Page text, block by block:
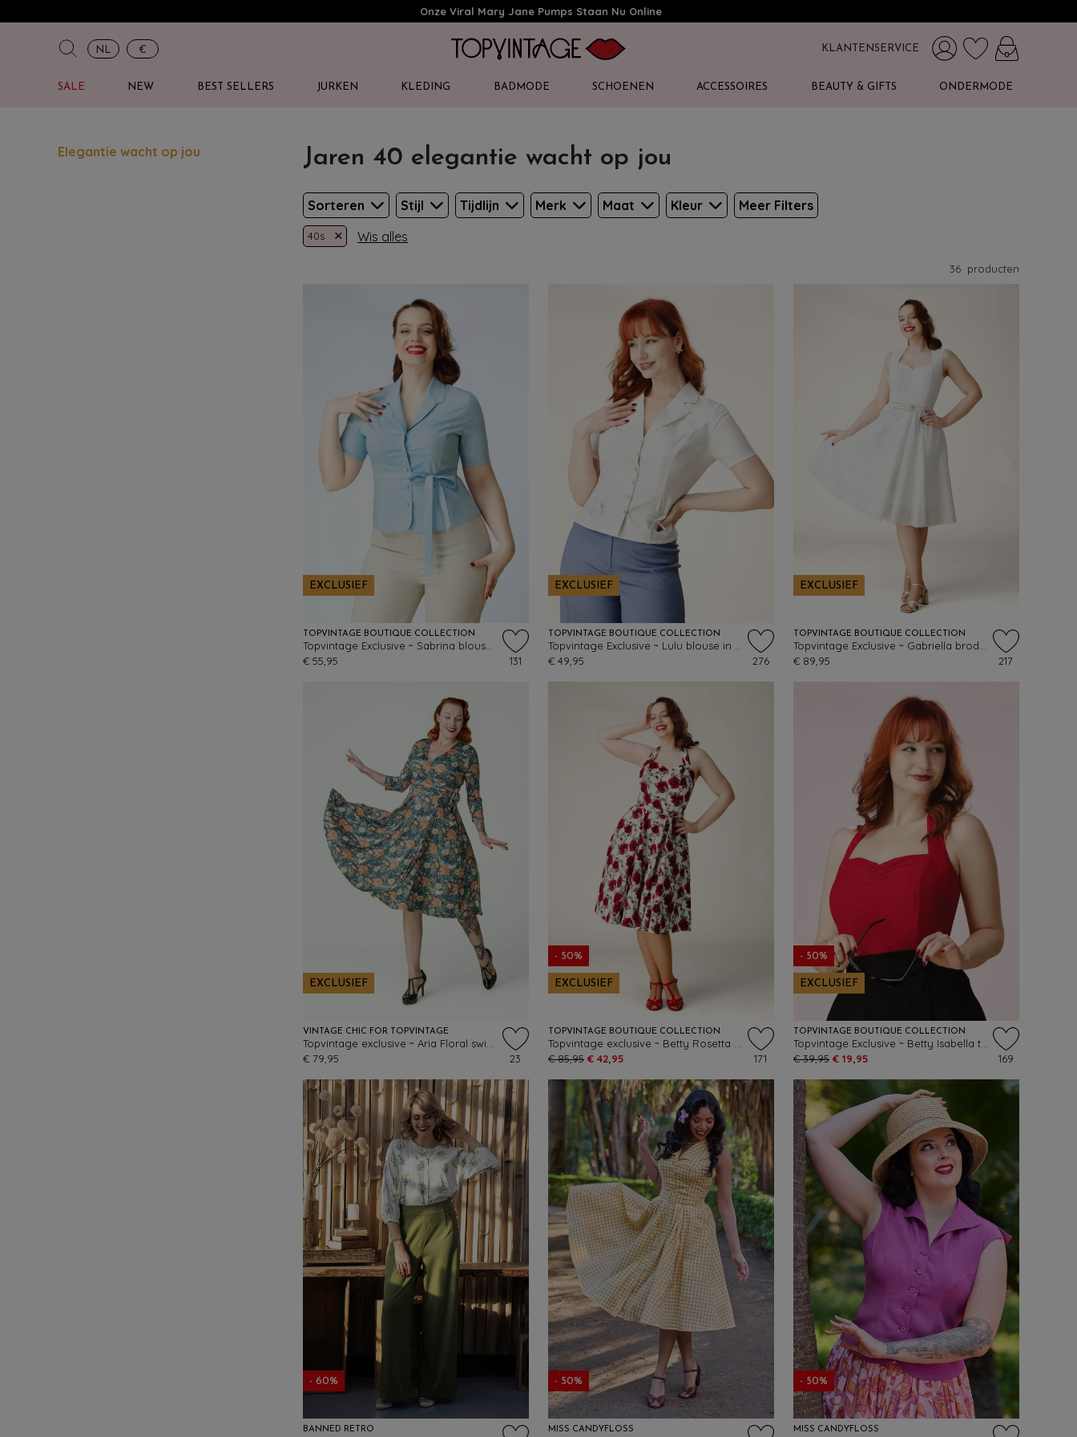
Onze Viral Mary Jane Pumps Staan Nu Online
NL € KLANTENSERVICE
SALE NEW BEST SELLERS JURKEN KLEDING BADMODE SCHOENEN ACCESSOIRES BEAUTY & GIFTS ONDERMODE
Elegantie wacht op jou Jaren 40 elegantie wacht op jou
Sorteren Stijl Tijdlijn Merk Maat Kleur Meer Filters
40s × Wis alles
36 producten
EXCLUSIEF
TOPVINTAGE BOUTIQUE COLLECTION
€ 55,95
131
EXCLUSIEF
TOPVINTAGE BOUTIQUE COLLECTION
€ 49,95
276
EXCLUSIEF
TOPVINTAGE BOUTIQUE COLLECTION
€ 89,95
217
EXCLUSIEF
VINTAGE CHIC FOR TOPVINTAGE
€ 79,95
23
- 50%
EXCLUSIEF
TOPVINTAGE BOUTIQUE COLLECTION
€ 85,95 € 42,95 171
- 50%
EXCLUSIEF
TOPVINTAGE BOUTIQUE COLLECTION
Topvintage Exclusive ~ Betty Isabella top in rood
€ 39,95 € 19,95 169
- 60%
BANNED RETRO
- 50%
MISS CANDYFLOSS
- 50%
MISS CANDYFLOSS